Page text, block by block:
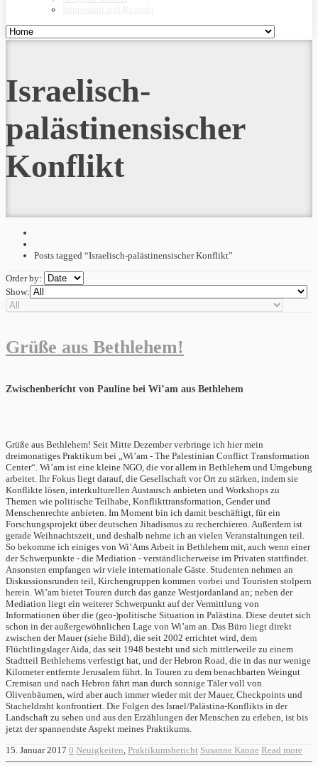
Israelisch-
palästinensischer
Konflikt
Posts tagged “Israelisch-palästinensischer Konflikt”
Order by:
Show:
Grüße aus Bethlehem!
Zwischenbericht von Pauline bei Wi’am aus Bethlehem
Grüße aus Bethlehem! Seit Mitte Dezember verbringe ich hier mein
dreimonatiges Praktikum bei „Wi’am - The Palestinian Conflict Transformation
Center“. Wi’am ist eine kleine NGO, die vor allem in Bethlehem und Umgebung
arbeitet. Ihr Fokus liegt darauf, die Gesellschaft vor Ort zu stärken, indem sie
Konflikte lösen, interkulturellen Austausch anbieten und Workshops zu
Themen wie politische Teilhabe, Konflikttransformation, Gender und
Menschenrechte anbieten. Im Moment bin ich damit beschäftigt, für ein
Forschungsprojekt über deutschen Jihadismus zu recherchieren. Außerdem ist
gerade Weihnachtszeit, und deshalb nehme ich an vielen Veranstaltungen teil.
So bekomme ich einiges von Wi’Ams Arbeit in Bethlehem mit, auch wenn einer
der Schwerpunkte - die Mediation - verständlicherweise im Privaten stattfindet.
Ansonsten empfangen wir viele internationale Gäste. Studenten nehmen an
Diskussionsrunden teil, Kirchengruppen kommen vorbei und Touristen stolpern
herein. Wi’am bietet Touren durch das ganze Westjordanland an; neben der
Mediation liegt ein weiterer Schwerpunkt auf der Vermittlung von
Informationen über die (geo-)politische Situation in Palästina. Diese deutet sich
schon in der außergewöhnlichen Lage von Wi’am an. Das Büro liegt direkt
zwischen der Mauer (siehe Bild), die seit 2002 errichtet wird, dem
Flüchtlingslager Aida, das seit 1948 besteht und sich mittlerweile zu einem
Stadtteil Bethlehems verfestigt hat, und der Hebron Road, die in das nur wenige
Kilometer entfernte Jerusalem führt. In Touren zu dem benachbarten Weingut
Cremisan und nach Hebron fährt man durch sonnige Täler voll von
Olivenbäumen, wird aber auch immer wieder mit der Mauer, Checkpoints und
Stacheldraht konfrontiert. Die Folgen des Israel/Palästina-Konflikts in der
Landschaft zu sehen und aus den Erzählungen der Menschen zu erleben, ist bis
jetzt der spannendste Aspekt meines Praktikums.
15. Januar 2017 0 Neuigkeiten, Praktikumsbericht Susanne Kappe Read more